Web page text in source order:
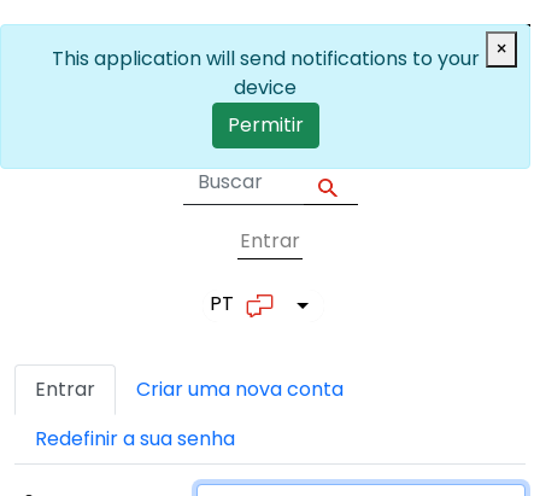
User account
Entrar
PT Lista de ações adicionais
Separadores primários
Entrar
Criar uma nova conta
Redefinir a sua senha
×
This application will send notifications to your
device
Permitir